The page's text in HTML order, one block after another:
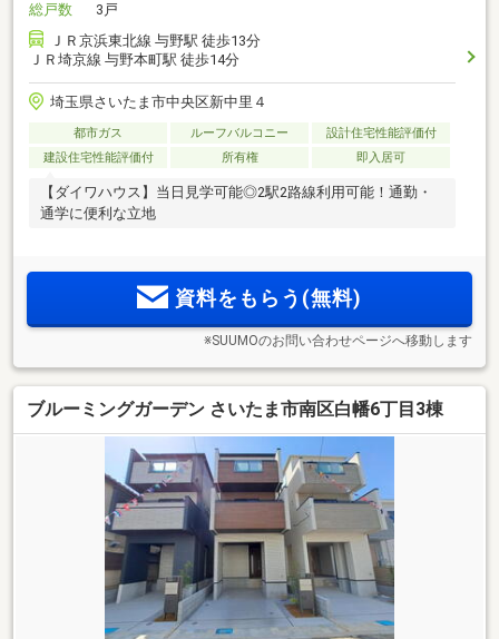
総戸数
3戸
ＪＲ京浜東北線 与野駅 徒歩13分
ＪＲ埼京線 与野本町駅 徒歩14分
埼玉県さいたま市中央区新中里４
都市ガス ルーフバルコニー
設計住宅性能評価付
建設住宅性能評価付
所有権 即入居可
【ダイワハウス】当日見学可能◎2駅2路線利用可能！通勤・
通学に便利な立地
資料をもらう(無料)
※SUUMOのお問い合わせページへ移動します
ブルーミングガーデン さいたま市南区白幡6丁目3棟